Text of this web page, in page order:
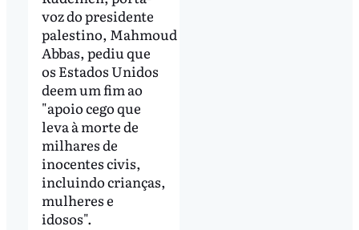
voz do presidente
palestino, Mahmoud
Abbas, pediu que
os Estados Unidos
deem um fim ao
"apoio cego que
leva à morte de
milhares de
inocentes civis,
incluindo crianças,
mulheres e
idosos".